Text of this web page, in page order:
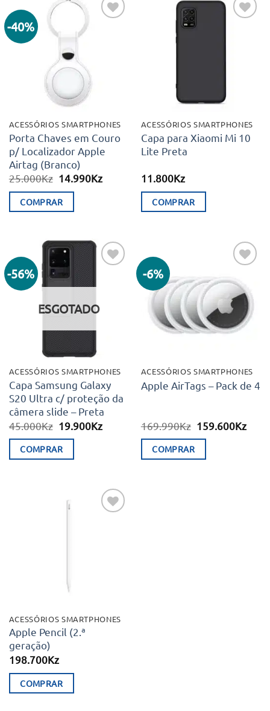
-40%
Adicionar
ACESSÓRIOS SMARTPHONES
Porta Chaves em Couro
p/ Localizador Apple
Airtag (Branco)
25.000Kz O
original
era:
14.990KzO
COMPRAR
ACESSÓRIOS SMARTPHONES
Capa para Xiaomi Mi 10
Lite Preta
11.800Kz
COMPRAR
-56%
Adicionar
aos meus
ESGOTADO
ACESSÓRIOS SMARTPHONES
Capa Samsung Galaxy
S20 Ultra c/ proteção da
câmera slide – Preta
45.000Kz O
original
era:
19.900KzO
COMPRAR
-6%
Adicionar
aos meus
desejos
ACESSÓRIOS SMARTPHONES
Apple AirTags – Pack de 4
169.990Kz O
era:
159.600KzO
COMPRAR
ACESSÓRIOS SMARTPHONES
Apple Pencil (2.ª
geração)
198.700Kz
COMPRAR